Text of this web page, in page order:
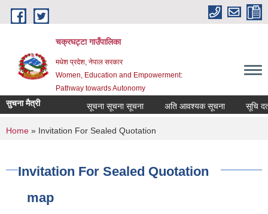
Skip to main content
चक्रघट्टा गाउँपालिका
मधेश प्रदेश, नेपाल सरकार
Women, Education and Empowerment:
Pathway towards Autonomy
सुचना मैत्री सूचना सूचना सूचना अति आवश्यक सूचना सूचि
You are here
Home » Invitation For Sealed Quotation
Invitation For Sealed Quotation
map